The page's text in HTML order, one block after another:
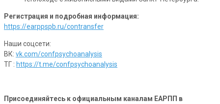
Регистрация и подробная информация:
https://earppspb.ru/contransfer
Наши соцсети:
ВК: vk.com/confpsychoanalysis
TГ : https://t.me/confpsychoanalysis
Присоединяйтесь к официальным каналам ЕАРПП в